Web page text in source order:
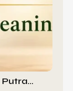
Putra…